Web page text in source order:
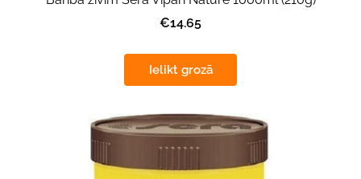
€14.65
Ielikt grozā